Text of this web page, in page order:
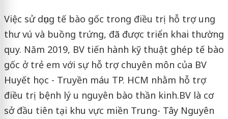
Việc sử dụng tế bào gốc trong điều trị hỗ trợ ung
thư vú và buồng trứng, đã được triển khai thường
quy. Năm 2019, BV tiến hành kỹ thuật ghép tế bào
gốc ở trẻ em với sự hỗ trợ chuyên môn của BV
Huyết học - Truyền máu TP. HCM nhằm hỗ trợ
điều trị bệnh lý u nguyên bào thần kinh.BV là cơ
sở đầu tiên tại khu vực miền Trung- Tây Nguyên